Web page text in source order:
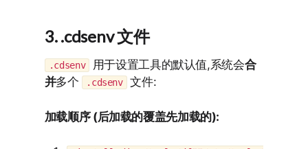
3. .cdsenv 文件
.cdsenv 用于设置工具的默认值,系统会合
并多个 .cdsenv 文件:
加载顺序 (后加载的覆盖先加载的):